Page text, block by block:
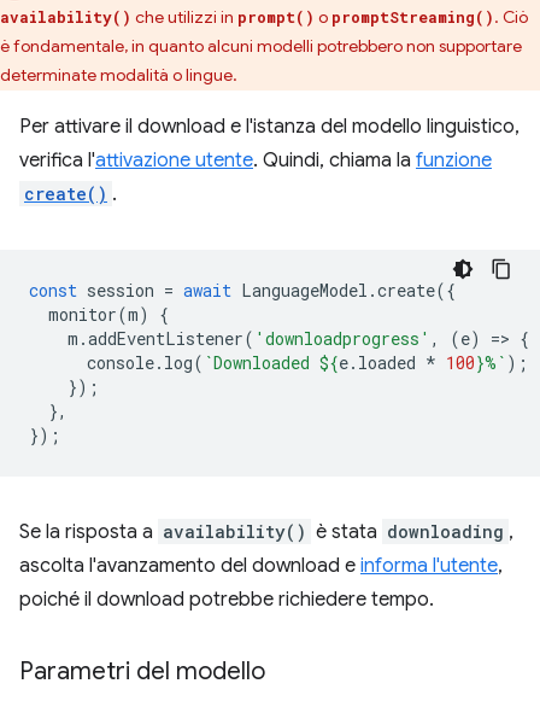
availability() che utilizzi in prompt() o promptStreaming(). Ciò
è fondamentale, in quanto alcuni modelli potrebbero non supportare
determinate modalità o lingue.
Per attivare il download e l'istanza del modello linguistico,
verifica l'attivazione utente. Quindi, chiama la funzione
create() .
const session = await LanguageModel .create({
monitor(m)
{
m .addEventListener( 'downloadprogress' , (e) => {
console. log( `Downloaded ${e. loaded * 100}%` );
});
},
});
Se la risposta a availability() è stata downloading ,
ascolta l'avanzamento del download e informa l'utente,
poiché il download potrebbe richiedere tempo.
Parametri del modello